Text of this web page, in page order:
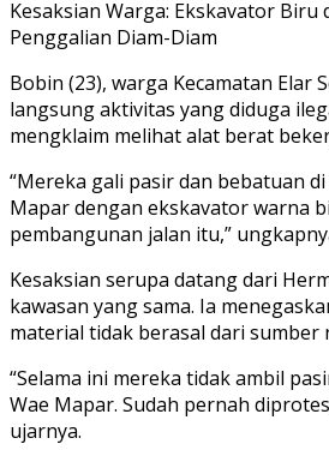
Kesaksian Warga: Ekskavator Biru
Penggalian Diam-Diam
Bobin (23), warga Kecamatan Elar
langsung aktivitas yang diduga
mengklaim melihat alat berat
“Mereka gali pasir dan bebatuan
Mapar dengan ekskavator warna
pembangunan jalan itu,”
Kesaksian serupa datang dari
kawasan yang sama. Ia
material tidak berasal dari sumber
“Selama ini mereka tidak ambil
Wae Mapar. Sudah pernah
ujarnya.